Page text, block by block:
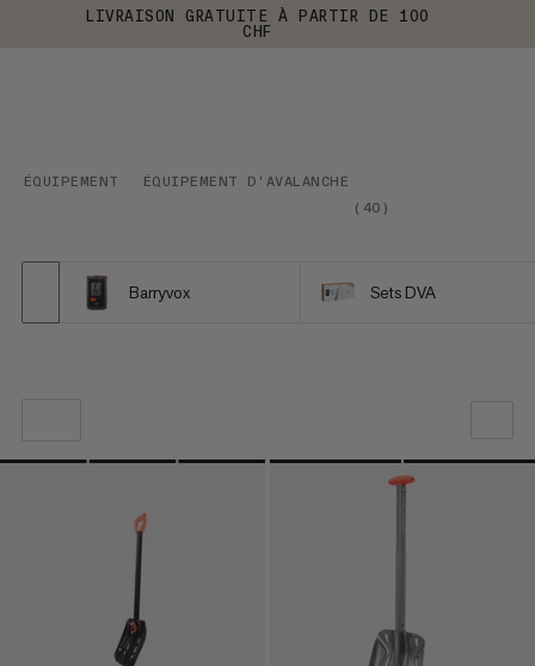
LIVRAISON GRATUITE À PARTIR DE 100
CHF
ÉQUIPEMENT
ÉQUIPEMENT D'AVALANCHE
( 40 )
Barryvox Sets DVA
NOTRE SELECTION
NOUVEAUTÉS